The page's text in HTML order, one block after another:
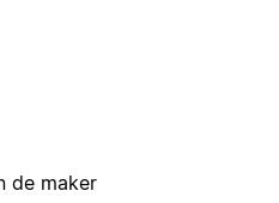
de maker